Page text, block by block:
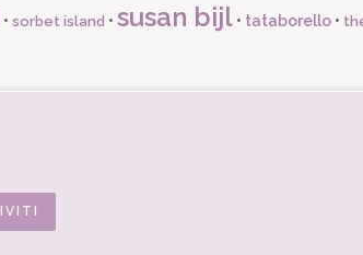
• sorbet island • susan bijl • tataborello •